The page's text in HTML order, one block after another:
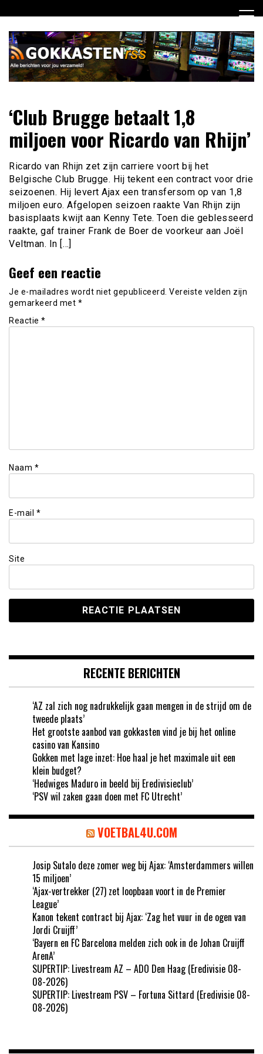
naar
inhoud
Gokkasten RSS
voor jou verzameld
‘Club Brugge betaalt 1,8
miljoen voor Ricardo van Rhijn’
Ricardo van Rhijn zet zijn carriere voort bij het
Belgische Club Brugge. Hij tekent een contract voor drie
seizoenen. Hij levert Ajax een transfersom op van 1,8
miljoen euro. Afgelopen seizoen raakte Van Rhijn zijn
basisplaats kwijt aan Kenny Tete. Toen die geblesseerd
raakte, gaf trainer Frank de Boer de voorkeur aan Joël
Veltman. In […]
Geef een reactie
Je e-mailadres wordt niet gepubliceerd. Vereiste velden zijn
gemarkeerd met *
Reactie *
Naam *
E-mail *
Site
RECENTE BERICHTEN
‘AZ zal zich nog nadrukkelijk gaan mengen in de strijd om de
tweede plaats’
Het grootste aanbod van gokkasten vind je bij het online
casino van Kansino
Gokken met lage inzet: Hoe haal je het maximale uit een
klein budget?
‘Hedwiges Maduro in beeld bij Eredivisieclub’
‘PSV wil zaken gaan doen met FC Utrecht’
VOETBAL4U.COM
Josip Sutalo deze zomer weg bij Ajax: ‘Amsterdammers willen
15 miljoen’
‘Ajax-vertrekker (27) zet loopbaan voort in de Premier
League’
Kanon tekent contract bij Ajax: ‘Zag het vuur in de ogen van
Jordi Cruijff’
‘Bayern en FC Barcelona melden zich ook in de Johan Cruijff
ArenA’
SUPERTIP: Livestream AZ – ADO Den Haag (Eredivisie 08-
08-2026)
SUPERTIP: Livestream PSV – Fortuna Sittard (Eredivisie 08-
08-2026)